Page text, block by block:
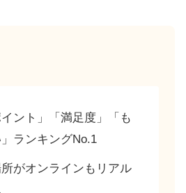
イント」「満足度」「も
ランキングNo.1
がオンラインもリアル